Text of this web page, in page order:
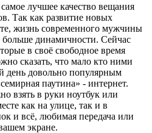
лучшее качество вещания
Так как развитие новых
жизнь современного мужчины
динамичности. Сейчас
в своё свободное время
сказать, что мало кто ними
день довольно популярным
паутина» - интернет.
взять в руки ноутбук или
как на улице, так и в
и всё, любимая передача или
экране.